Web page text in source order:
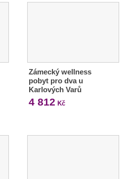
Zámecký wellness
pobyt pro dva u
Karlových Varů
4 812 Kč